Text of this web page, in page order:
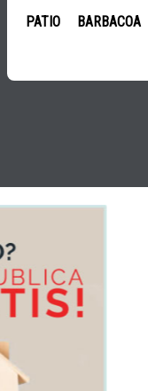
PATIO
BARBACOA